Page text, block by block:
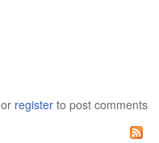
or register to post comments